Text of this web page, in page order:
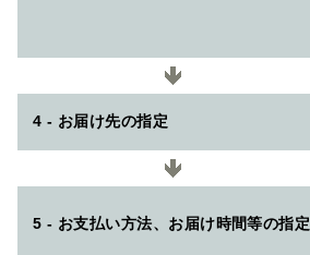
4 - お届け先の指定
5 - お支払い方法、お届け時間等の指定